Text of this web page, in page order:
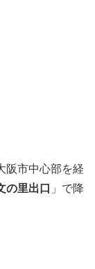
阪市中心部を経
の里出口 」で降